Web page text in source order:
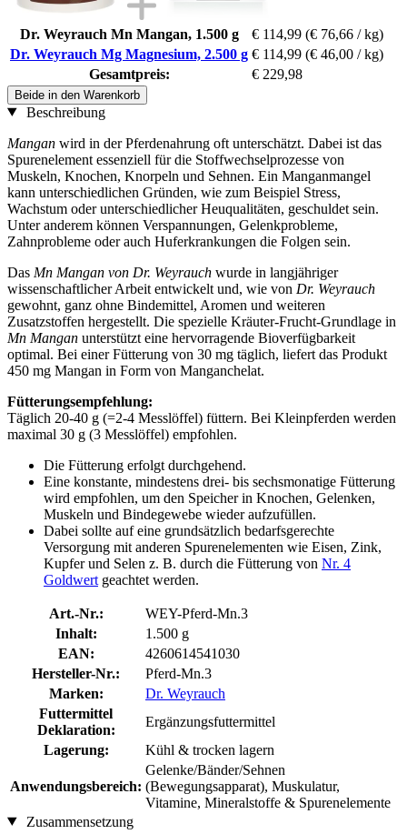
Dr. Weyrauch Mn Mangan, 1.500 g € 114,99 (€ 76,66 / kg)
Dr. Weyrauch Mg Magnesium, 2.500 g € 114,99 (€ 46,00 / kg)
Gesamtpreis:
€ 229,98
Beide in den Warenkorb
Beschreibung
Mangan wird in der Pferdenahrung oft unterschätzt. Dabei ist das
Spurenelement essenziell für die Stoffwechselprozesse von
Muskeln, Knochen, Knorpeln und Sehnen. Ein Manganmangel
kann unterschiedlichen Gründen, wie zum Beispiel Stress,
Wachstum oder unterschiedlicher Heuqualitäten, geschuldet sein.
Unter anderem können Verspannungen, Gelenkprobleme,
Zahnprobleme oder auch Huferkrankungen die Folgen sein.
Das Mn Mangan von Dr. Weyrauch wurde in langjähriger
wissenschaftlicher Arbeit entwickelt und, wie von Dr. Weyrauch
gewohnt, ganz ohne Bindemittel, Aromen und weiteren
Zusatzstoffen hergestellt. Die spezielle Kräuter-Frucht-Grundlage in
Mn Mangan unterstützt eine hervorragende Bioverfügbarkeit
optimal. Bei einer Fütterung von 30 mg täglich, liefert das Produkt
450 mg Mangan in Form von Manganchelat.
Fütterungsempfehlung:
Täglich 20-40 g (=2-4 Messlöffel) füttern. Bei Kleinpferden werden
maximal 30 g (3 Messlöffel) empfohlen.
Die Fütterung erfolgt durchgehend.
Eine konstante, mindestens drei- bis sechsmonatige Fütterung
wird empfohlen, um den Speicher in Knochen, Gelenken,
Muskeln und Bindegewebe wieder aufzufüllen.
Dabei sollte auf eine grundsätzlich bedarfsgerechte
Versorgung mit anderen Spurenelementen wie Eisen, Zink,
Kupfer und Selen z. B. durch die Fütterung von Nr. 4
Goldwert geachtet werden.
Art.-Nr.:
WEY-Pferd-Mn.3
Inhalt:
1.500 g
EAN:
4260614541030
Hersteller-Nr.:
Pferd-Mn.3
Marken:
Dr. Weyrauch
Futtermittel
Deklaration:
Ergänzungsfuttermittel
Lagerung:
Kühl & trocken lagern
Anwendungsbereich:
Gelenke/Bänder/Sehnen
(Bewegungsapparat), Muskulatur,
Vitamine, Mineralstoffe & Spurenelemente
Zusammensetzung